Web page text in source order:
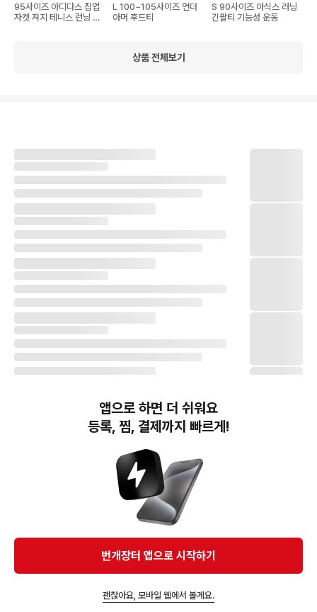
앱에서 구매하기
95사이즈 아디다스 집업
자켓 져지 테니스 런닝 운
L 100~105사이즈 언더
아머 후드티
S 90사이즈 아식스 러닝
긴팔티 기능성 운동
상품 전체보기
번개장터(주) 사업자정보, 이용약관 및 기타 법적고지
번개장터㈜는 통신판매중개자이며, 통신판매의 당사자가 아닙니다. 전자상거래 등에서의
소비자보호에 관한 법률 등 관련 법령 및 번개장터㈜의 약관에 따라 상품, 상품정보, 거래에 관한 책임은
개별 판매자에게 귀속하고, 번개장터㈜는 원칙적으로 회원간 거래에 대하여 책임을 지지 않습니다.
다만, 번개장터㈜가 직접 판매하는 상품에 대한 책임은 번개장터㈜에게 귀속합니다.
APP 다운로드
앱으로 하면 더 쉬워요
등록, 찜, 결제까지 빠르게!
번개장터 앱으로 시작하기
괜찮아요, 모바일 웹에서 볼게요.